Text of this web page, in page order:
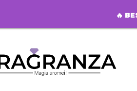
🔥